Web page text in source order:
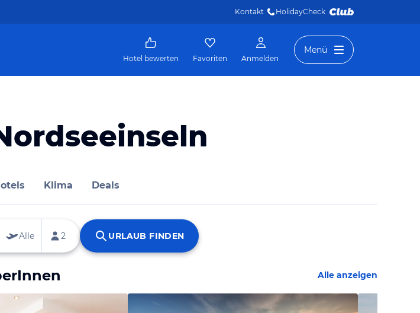
Kontakt HolidayCheck
Hotel bewerten Favoriten Anmelden
Menü
Klima Deals
Alle anzeigen